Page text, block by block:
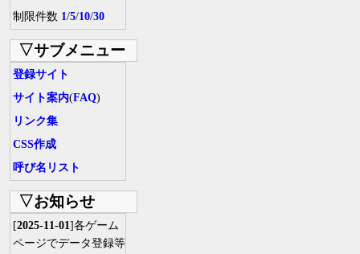
制限件数 1/5/10/30
▽サブメニュー
登録サイト
サイト案内(FAQ)
リンク集
CSS作成
呼び名リスト
▽お知らせ
[2025-11-01]各ゲーム
ページでデータ登録等